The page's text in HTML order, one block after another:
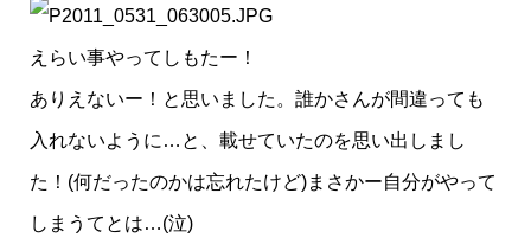
えらい事やってしもたー！
ありえないー！と思いました。誰かさんが間違っても
入れないように…と、載せていたのを思い出しまし
た！(何だったのかは忘れたけど)まさかー自分がやって
しまうてとは…(泣)